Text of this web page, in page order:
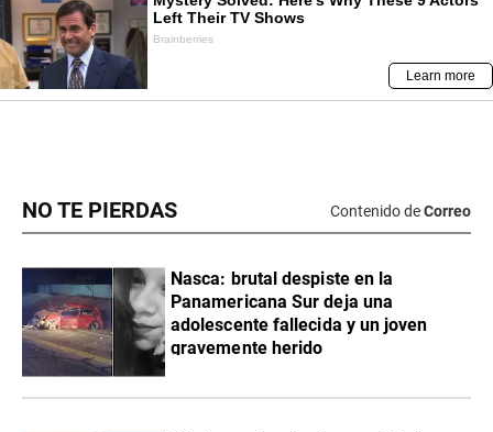
NO TE PIERDAS Contenido deCorreo
Nasca: brutal despiste en la
Panamericana Sur deja una
adolescente fallecida y un joven
gravemente herido